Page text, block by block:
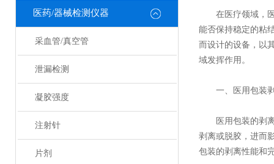
医药/器械检测仪器
采血管/真空管
泄漏检测
凝胶强度
注射针
片剂
在医疗领域，医
能否保持稳定的粘
而设计的设备，以
域发挥作用。
一、医用包装剥
医用包装的剥离
剥离或脱胶，进而
包装的剥离性能和